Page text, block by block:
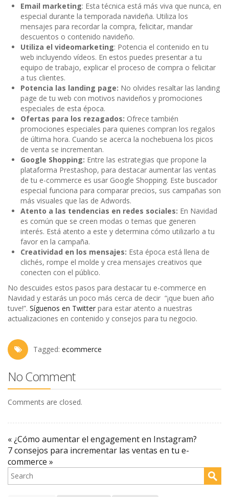
Email marketing: Esta técnica está más viva que nunca, en
especial durante la temporada navideña. Utiliza los
mensajes para recordar la compra, felicitar, mandar
descuentos o contenido navideño.
Utiliza el videomarketing: Potencia el contenido en tu
web incluyendo vídeos. En estos puedes presentar a tu
equipo de trabajo, explicar el proceso de compra o felicitar
a tus clientes.
Potencia las landing page: No olvides resaltar las landing
page de tu web con motivos navideños y promociones
especiales de esta época.
Ofertas para los rezagados: Ofrece también
promociones especiales para quienes compran los regalos
de última hora. Cuando se acerca la nochebuena los picos
de venta se incrementan.
Google Shopping: Entre las estrategias que propone la
plataforma Prestashop, para destacar aumentar las ventas
de tu e-commerce es usar Google Shopping. Este buscador
especial funciona para comparar precios, sus campañas son
más visuales que las de Adwords.
Atento a las tendencias en redes sociales: En Navidad
es común que se creen modas o temas que generen
interés. Está atento a este y determina cómo utilizarlo a tu
favor en la campaña.
Creatividad en los mensajes: Esta época está llena de
clichés, rompe el molde y crea mensajes creativos que
conecten con el público.
No descuides estos pasos para destacar tu e-commerce en
Navidad y estarás un poco más cerca de decir “¡que buen año
tuve!”. Síguenos en Twitter para estar atento a nuestras
actualizaciones en contenido y consejos para tu negocio.
Tagged: ecommerce
No Comment
Comments are closed.
« ¿Cómo aumentar el engagement en Instagram?
7 consejos para incrementar las ventas en tu e-
commerce »